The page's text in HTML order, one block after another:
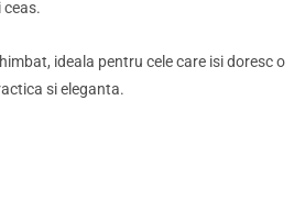
ideala pentru cele care isi doresc o
si eleganta.